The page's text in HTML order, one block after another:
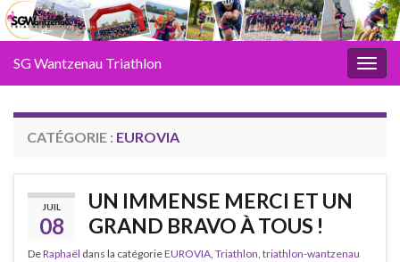
SG Wantzenau Triathlon
CATÉGORIE : EUROVIA
JUIL
08
UN IMMENSE MERCI ET UN
GRAND BRAVO À TOUS !
DeRaphaël dans la catégorieEUROVIA, Triathlon, triathlon-wantzenau